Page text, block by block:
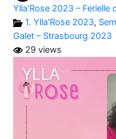
Ylla’Rose 2023 –
1. Ylla'Rose 2023,
Galet – Strasbourg 2023
29 views